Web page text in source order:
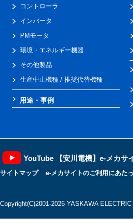
コントローラ
インバータ
PMモータ
環境・エネルギー機器
その他製品
生産中止機種 / 推奨代替機種
用途・事例
YouTube 【安川電機】e-メカサ
サイトマップ e-メカサイトのご利用にあた
Copyright(C)2001‐2026 YASKAWA